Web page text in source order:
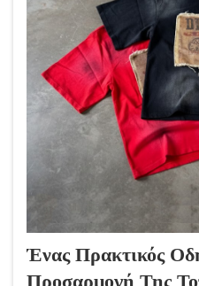
Ένας Πρακτικός
Προσαρμογή Της